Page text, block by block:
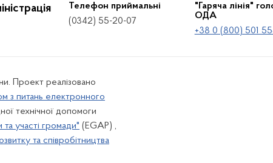
Телефон приймальні
(0342) 55-20-07
"Гаряча лінія"
ОДА
+38 0 (800) 501
Проект реалізовано
з питань електронного
технічної допомоги
та участі громади" (EGAP) ,
та співробітництва